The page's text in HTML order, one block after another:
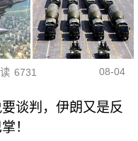
6731 08-04
谈判，伊朗又是反
！